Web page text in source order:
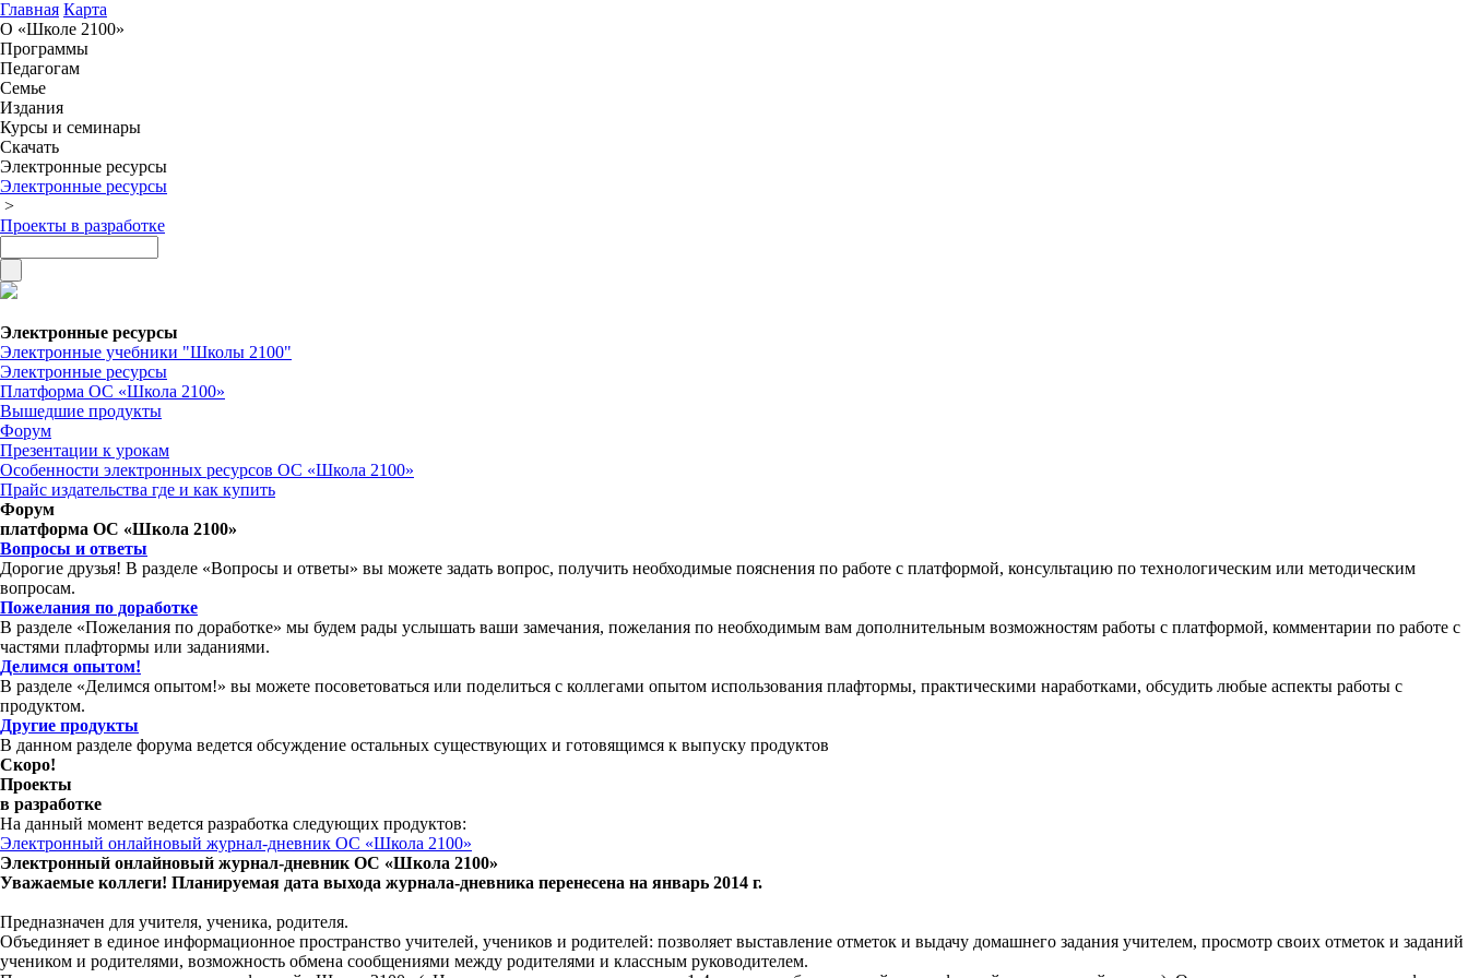
Главная Карта
О «Школе 2100»
Программы
Педагогам
Семье
Издания
Курсы и семинары
Скачать
Электронные ресурсы
Электронные ресурсы
>
Проекты в разработке
Электронные ресурсы
Электронные учебники "Школы 2100"
Электронные ресурсы
Платформа ОС «Школа 2100»
Вышедшие продукты
Форум
Презентации к урокам
Особенности электронных ресурсов ОС «Школа 2100»
Прайс издательства где и как купить
Форум
платформа ОС «Школа 2100»
Вопросы и ответы
Дорогие друзья! В разделе «Вопросы и ответы» вы можете задать вопрос, получить необходимые пояснения по работе с платформой, консультацию по технологическим или методическим
вопросам.
Пожелания по доработке
В разделе «Пожелания по доработке» мы будем рады услышать ваши замечания, пожелания по необходимым вам дополнительным возможностям работы с платформой, комментарии по работе с
частями плафтормы или заданиями.
Делимся опытом!
В разделе «Делимся опытом!» вы можете посоветоваться или поделиться с коллегами опытом использования плафтормы, практическими наработками, обсудить любые аспекты работы с
продуктом.
Другие продукты
В данном разделе форума ведется обсуждение остальных существующих и готовящимся к выпуску продуктов
Скоро!
Проекты
в разработке
На данный момент ведется разработка следующих продуктов:
Электронный онлайновый журнал-дневник ОС «Школа 2100»
Электронный онлайновый журнал-дневник ОС «Школа 2100»
Уважаемые коллеги! Планируемая дата выхода журнала-дневника перенесена на январь 2014 г.
Предназначен для учителя, ученика, родителя.
Объединяет в единое информационное пространство учителей, учеников и родителей: позволяет выставление отметок и выдачу домашнего задания учителем, просмотр своих отметок и заданий
учеником и родителями, возможность обмена сообщениями между родителями и классным руководителем.